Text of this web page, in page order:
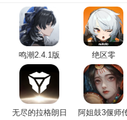
4、点击右上的手机，再选择书
场景。
鸣潮2.4.1版 绝区零
无尽的拉格朗日 阿姐鼓3偃师